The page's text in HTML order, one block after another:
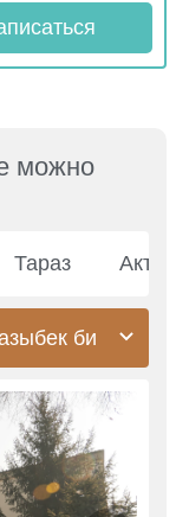
можно
Тараз Актау
би